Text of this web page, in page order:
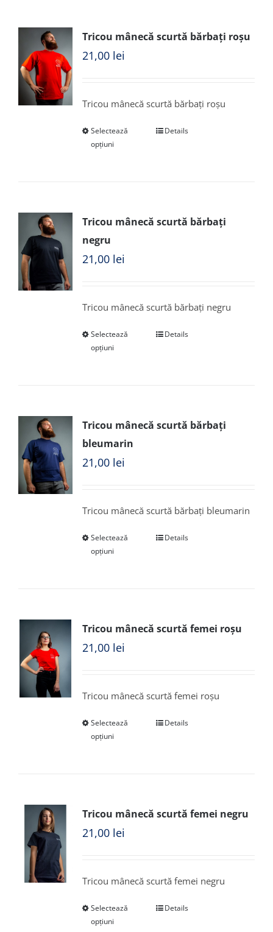
Tricou mânecă scurtă bărbați roșu
21,00 lei
Tricou mânecă scurtă bărbați roșu
Selectează
opțiuni
Details
Tricou mânecă scurtă bărbați
negru
21,00 lei
Tricou mânecă scurtă bărbați negru
Selectează
opțiuni
Details
Tricou mânecă scurtă bărbați
bleumarin
21,00 lei
Tricou mânecă scurtă bărbați bleumarin
Selectează
opțiuni
Details
Tricou mânecă scurtă femei roșu
21,00 lei
Tricou mânecă scurtă femei roșu
Selectează
opțiuni
Details
Tricou mânecă scurtă femei negru
21,00 lei
Tricou mânecă scurtă femei negru
Selectează
opțiuni
Details